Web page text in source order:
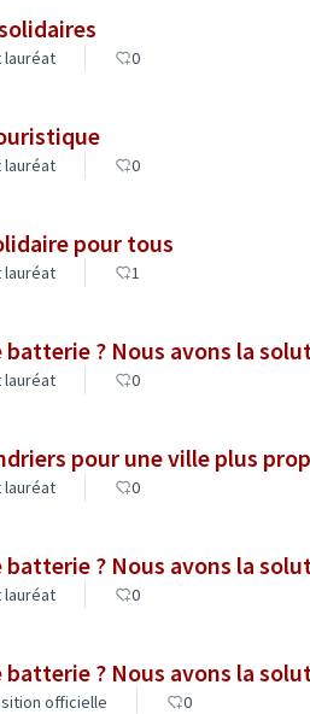
lauréat 0
lauréat 0
pour tous
lauréat 1
batterie ? Nous avons la
lauréat 0
pour une ville plus
lauréat 0
batterie ? Nous avons la
lauréat 0
batterie ? Nous avons la
officielle 0